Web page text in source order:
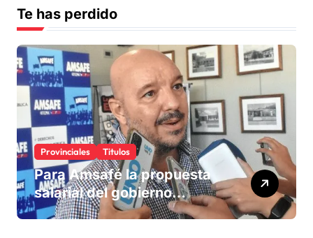
Te has perdido
Provinciales Titulos
Para Amsafé la propuesta
salarial del gobierno
«queda corta» y el viernes